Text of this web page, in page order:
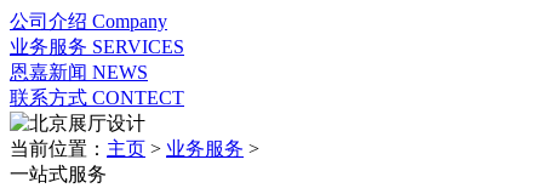
公司介绍 Company
业务服务 SERVICES
恩嘉新闻 NEWS
联系方式 CONTECT
当前位置： 主页 > 业务服务 >
一站式服务